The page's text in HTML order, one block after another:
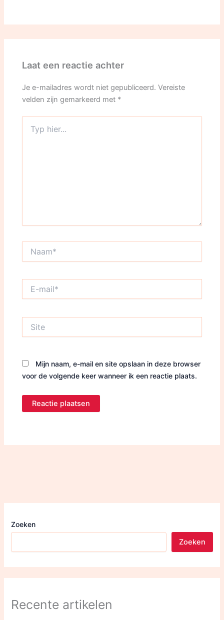
Laat een reactie achter
Je e-mailadres wordt niet gepubliceerd. Vereiste
velden zijn gemarkeerd met *
hier...
mail*
Mijn naam, e-mail en site opslaan in deze browser
voor de volgende keer wanneer ik een reactie plaats.
Zoeken
Zoeken
Recente artikelen